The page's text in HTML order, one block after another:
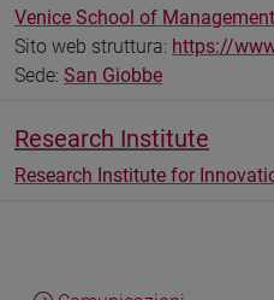
Venice School of Management
Sito web struttura: https://
Sede: San Giobbe
Research Institute
Research Institute for